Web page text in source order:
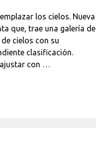
los cielos. Nueva
que, trae una galería de
cielos con su
clasificación.
con …